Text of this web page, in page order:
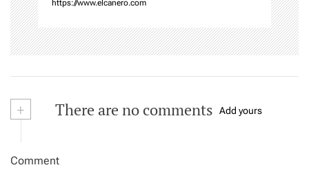
https://www.elcanero.com
+ There are no comments Add yours
Comment